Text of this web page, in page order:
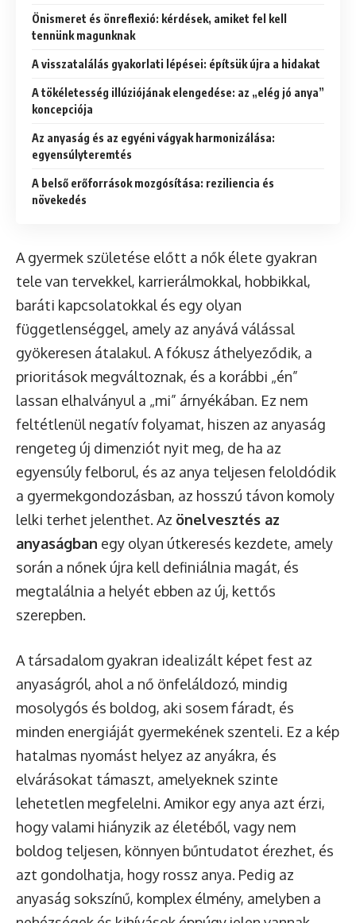
Önismeret és önreflexió: kérdések, amiket fel kell
tennünk magunknak
A visszatalálás gyakorlati lépései: építsük újra a hidakat
A tökéletesség illúziójának elengedése: az „elég jó anya”
koncepciója
Az anyaság és az egyéni vágyak harmonizálása:
egyensúlyteremtés
A belső erőforrások mozgósítása: reziliencia és
növekedés
A gyermek születése előtt a nők élete gyakran
tele van tervekkel, karrierálmokkal, hobbikkal,
baráti kapcsolatokkal és egy olyan
függetlenséggel, amely az anyává válással
gyökeresen átalakul. A fókusz áthelyeződik, a
prioritások megváltoznak, és a korábbi „én”
lassan elhalványul a „mi” árnyékában. Ez nem
feltétlenül negatív folyamat, hiszen az anyaság
rengeteg új dimenziót nyit meg, de ha az
egyensúly felborul, és az anya teljesen feloldódik
a gyermekgondozásban, az hosszú távon komoly
lelki terhet jelenthet. Az önelvesztés az
anyaságban egy olyan útkeresés kezdete, amely
során a nőnek újra kell definiálnia magát, és
megtalálnia a helyét ebben az új, kettős
szerepben.
A társadalom gyakran idealizált képet fest az
anyaságról, ahol a nő önfeláldozó, mindig
mosolygós és boldog, aki sosem fáradt, és
minden energiáját gyermekének szenteli. Ez a kép
hatalmas nyomást helyez az anyákra, és
elvárásokat támaszt, amelyeknek szinte
lehetetlen megfelelni. Amikor egy anya azt érzi,
hogy valami hiányzik az életéből, vagy nem
boldog teljesen, könnyen bűntudatot érezhet, és
azt gondolhatja, hogy rossz anya. Pedig az
anyaság sokszínű, komplex élmény, amelyben a